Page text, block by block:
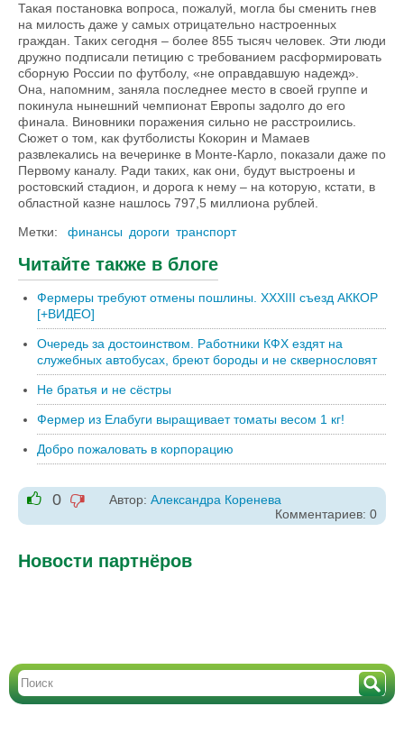
Такая постановка вопроса, пожалуй, могла бы сменить гнев
на милость даже у самых отрицательно настроенных
граждан. Таких сегодня – более 855 тысяч человек. Эти люди
дружно подписали петицию с требованием расформировать
сборную России по футболу, «не оправдавшую надежд».
Она, напомним, заняла последнее место в своей группе и
покинула нынешний чемпионат Европы задолго до его
финала. Виновники поражения сильно не расстроились.
Сюжет о том, как футболисты Кокорин и Мамаев
развлекались на вечеринке в Монте-Карло, показали даже по
Первому каналу. Ради таких, как они, будут выстроены и
ростовский стадион, и дорога к нему – на которую, кстати, в
областной казне нашлось 797,5 миллиона рублей.
Метки:
финансы дороги транспорт
Читайте также в блоге
Фермеры требуют отмены пошлины. XXXIII съезд АККОР
[+ВИДЕО]
Очередь за достоинством. Работники КФХ ездят на
служебных автобусах, бреют бороды и не сквернословят
Не братья и не сёстры
Фермер из Елабуги выращивает томаты весом 1 кг!
Добро пожаловать в корпорацию
0 Автор: Александра Коренева
Комментариев: 0
Новости партнёров